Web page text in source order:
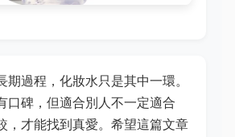
期過程，化妝水只是其中一環。
口碑，但適合別人不一定適合
，才能找到真愛。希望這篇文章